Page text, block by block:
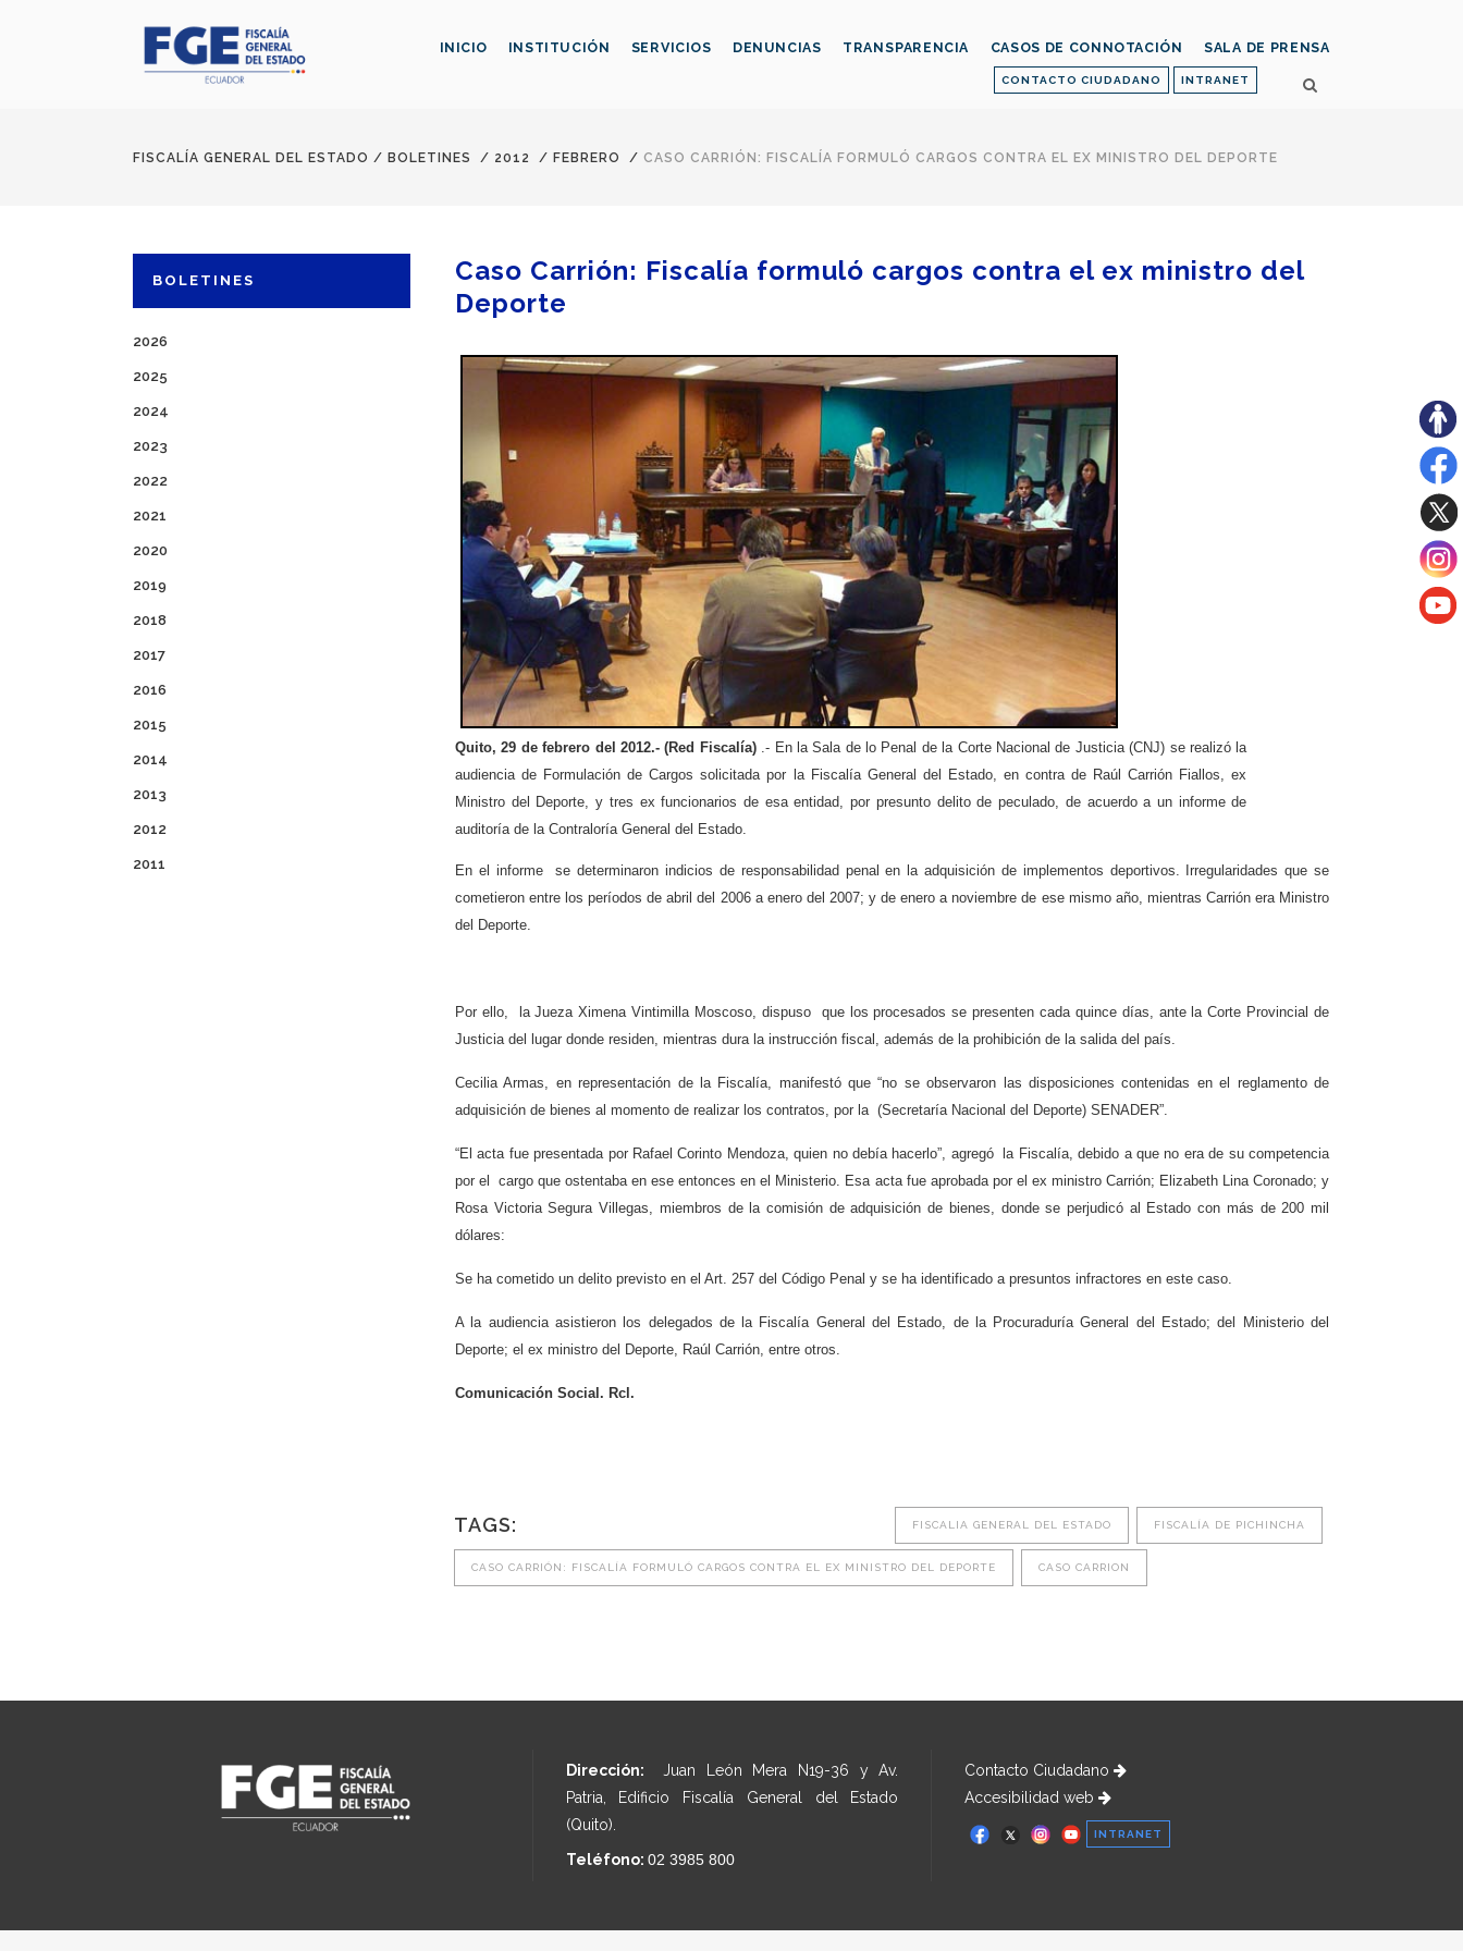
CONTACTO CIUDADANO INTRANET
INICIO INSTITUCIÓN SERVICIOS DENUNCIAS TRANSPARENCIA CASOS DE CONNOTACIÓN SALA DE PRENSA
FISCALÍA GENERAL DEL ESTADO / BOLETINES / 2012 / FEBRERO / CASO CARRIÓN: FISCALÍA FORMULÓ CARGOS CONTRA EL EX MINISTRO DEL DEPORTE
BOLETINES
2026
2025
2024
2023
2022
2021
2020
2019
2018
2017
2016
2015
2014
2013
2012
2011
Caso Carrión: Fiscalía formuló cargos contra el ex ministro del
Deporte
Quito, 29 de febrero del 2012.- (Red Fiscalía).- En la Sala de lo Penal de la Corte Nacional de Justicia (CNJ) se realizó la
audiencia de Formulación de Cargos solicitada por la Fiscalía General del Estado, en contra de Raúl Carrión Fiallos, ex
Ministro del Deporte, y tres ex funcionarios de esa entidad, por presunto delito de peculado, de acuerdo a un informe de
auditoría de la Contraloría General del Estado.
En el informe se determinaron indicios de responsabilidad penal en la adquisición de implementos deportivos. Irregularidades que se
cometieron entre los períodos de abril del 2006 a enero del 2007; y de enero a noviembre de ese mismo año, mientras Carrión era Ministro
del Deporte.
Por ello, la Jueza Ximena Vintimilla Moscoso, dispuso que los procesados se presenten cada quince días, ante la Corte Provincial de
Justicia del lugar donde residen, mientras dura la instrucción fiscal, además de la prohibición de la salida del país.
Cecilia Armas, en representación de la Fiscalía, manifestó que “no se observaron las disposiciones contenidas en el reglamento de
adquisición de bienes al momento de realizar los contratos, por la (Secretaría Nacional del Deporte) SENADER”.
“El acta fue presentada por Rafael Corinto Mendoza, quien no debía hacerlo”, agregó la Fiscalía, debido a que no era de su competencia
por el cargo que ostentaba en ese entonces en el Ministerio. Esa acta fue aprobada por el ex ministro Carrión; Elizabeth Lina Coronado; y
Rosa Victoria Segura Villegas, miembros de la comisión de adquisición de bienes, donde se perjudicó al Estado con más de 200 mil
dólares:
Se ha cometido un delito previsto en el Art. 257 del Código Penal y se ha identificado a presuntos infractores en este caso.
A la audiencia asistieron los delegados de la Fiscalía General del Estado, de la Procuraduría General del Estado; del Ministerio del
Deporte; el ex ministro del Deporte, Raúl Carrión, entre otros.
Comunicación Social. Rcl.
TAGS: FISCALIA GENERAL DEL ESTADO FISCALÍA DE PICHINCHA
CASO CARRIÓN: FISCALÍA FORMULÓ CARGOS CONTRA EL EX MINISTRO DEL DEPORTE CASO CARRION
Dirección: Juan León Mera N19-36 y Av.
Patria, Edificio Fiscalía General del Estado
(Quito).
Teléfono: 02 3985 800
Contacto Ciudadano
Accesibilidad web
INTRANET